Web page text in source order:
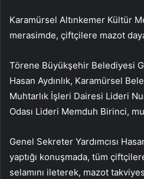
Karamürsel Altınkemer Kültür
merasimde, çiftçilere mazot
Törene Büyükşehir Belediyesi
Hasan Aydınlık, Karamürsel
Muhtarlık İşleri Dairesi Lideri
Odası Lideri Memduh Birinci,
Genel Sekreter Yardımcısı
yaptığı konuşmada, tüm
selamını ileterek, mazot